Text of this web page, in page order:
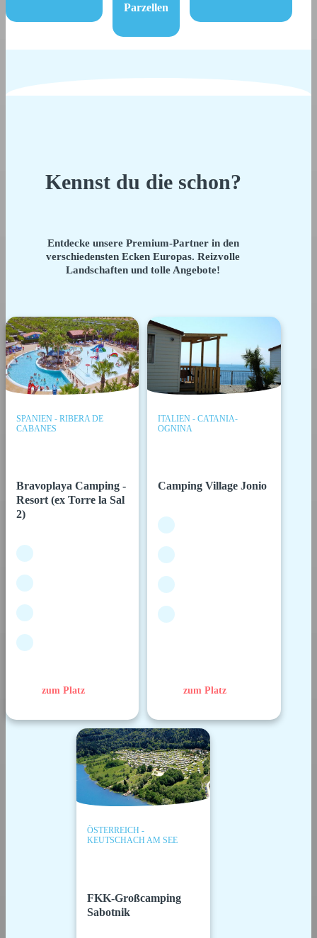
Parzellen
Kennst du die schon?
Entdecke unsere Premium-Partner in den
verschiedensten Ecken Europas. Reizvolle
Landschaften und tolle Angebote!
SPANIEN - RIBERA DE
CABANES
Bravoplaya Camping -
Resort (ex Torre la Sal
2)
zum Platz
ITALIEN - CATANIA-
OGNINA
Camping Village Jonio
zum Platz
ÖSTERREICH -
KEUTSCHACH AM SEE
FKK-Großcamping
Sabotnik